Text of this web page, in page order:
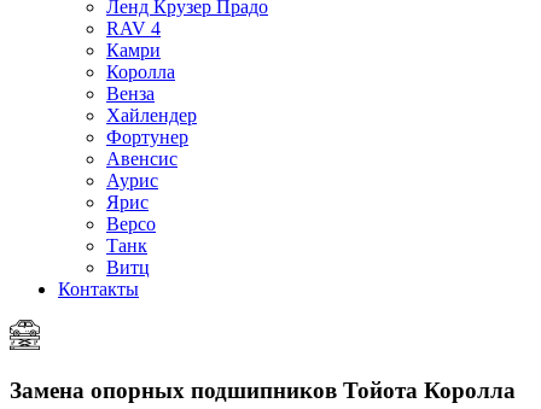
Ленд Крузер Прадо
RAV 4
Камри
Королла
Венза
Хайлендер
Фортунер
Авенсис
Аурис
Ярис
Версо
Танк
Витц
Контакты
Замена опорных подшипников Тойота Королла